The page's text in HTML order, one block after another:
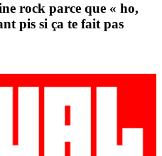
rock parce que « ho,
pis si ça te fait pas